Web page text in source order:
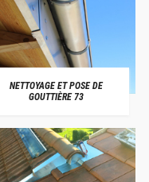
NETTOYAGE ET POSE DE
GOUTTIÈRE 73